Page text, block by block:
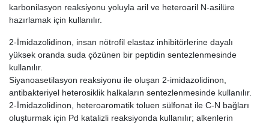
karbonilasyon reaksiyonu yoluyla aril ve heteroaril N-asilüre
hazırlamak için kullanılır.
2-İmidazolidinon, insan nötrofil elastaz inhibitörlerine dayalı
yüksek oranda suda çözünen bir peptidin sentezlenmesinde
kullanılır.
Siyanoasetilasyon reaksiyonu ile oluşan 2-imidazolidinon,
antibakteriyel heterosiklik halkaların sentezlenmesinde kullanılır.
2-İmidazolidinon, heteroaromatik toluen sülfonat ile C-N bağları
oluşturmak için Pd katalizli reaksiyonda kullanılır; alkenlerin